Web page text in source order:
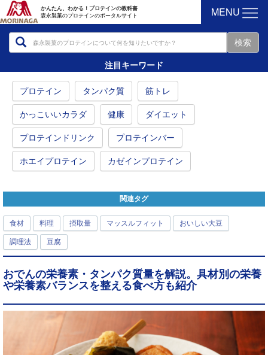
かんたん、わかる！プロテインの教科書
森永製菓のプロテインのポータルサイト
MENU
注目キーワード
プロテイン タンパク質 筋トレ
かっこいいカラダ 健康 ダイエット
プロテインドリンク プロテインバー
ホエイプロテイン カゼインプロテイン
関連タグ
食材 料理 摂取量 マッスルフィット おいしい大豆
調理法 豆腐
おでんの栄養素・タンパク質量を解説。具材別の栄養
や栄養素バランスを整える食べ方も紹介